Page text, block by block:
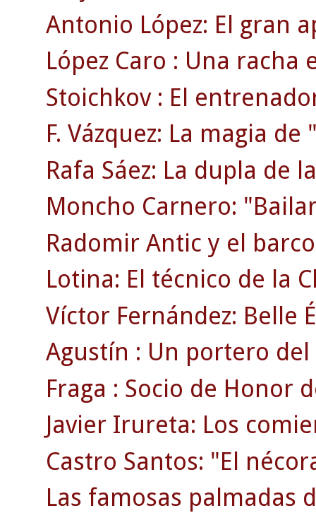
Antonio López: El gran
López Caro : Una racha
Stoichkov : El
F. Vázquez: La magia
Rafa Sáez: La dupla de
Moncho Carnero:
Radomir Antic y el
Lotina: El técnico de la
Víctor Fernández: Belle
Agustín : Un portero del
Fraga : Socio de Honor
Javier Irureta: Los
Castro Santos: "El
Las famosas palmadas